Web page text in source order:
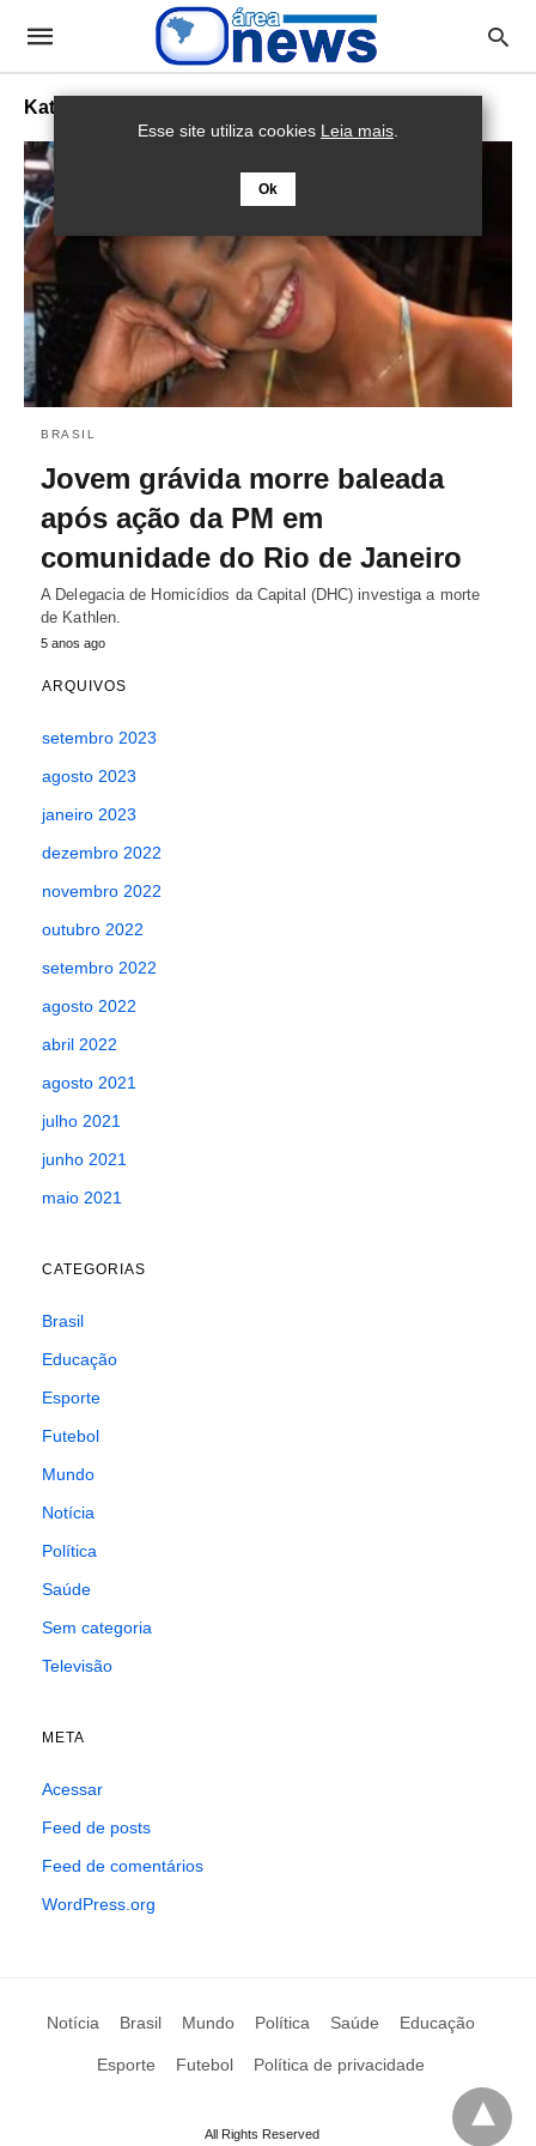
Kathlen Romeu
BRASIL
Jovem grávida morre baleada
após ação da PM em
comunidade do Rio de Janeiro
A Delegacia de Homicídios da Capital (DHC) investiga a morte
de Kathlen.
5 anos ago
ARQUIVOS
setembro 2023
agosto 2023
janeiro 2023
dezembro 2022
novembro 2022
outubro 2022
setembro 2022
agosto 2022
abril 2022
agosto 2021
julho 2021
junho 2021
maio 2021
CATEGORIAS
Brasil
Educação
Esporte
Futebol
Mundo
Notícia
Política
Saúde
Sem categoria
Televisão
META
Acessar
Feed de posts
Feed de comentários
WordPress.org
Notícia Brasil Mundo Política Saúde Educação
Esporte Futebol Política de privacidade
All Rights Reserved
Esse site utiliza cookies Leia mais.
Ok